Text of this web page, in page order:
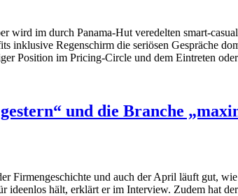
wird im durch Panama-Hut veredelten smart-
inklusive Regenschirm die seriösen Gespräche
Position im Pricing-Circle und dem Eintreten
und die Branche
Firmengeschichte und auch der April läuft gut,
ideenlos hält, erklärt er im Interview. Zudem hat